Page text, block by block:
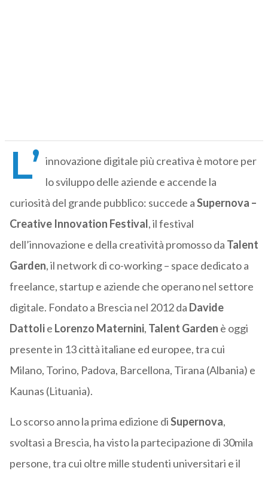
L’ innovazione digitale più creativa è motore per
lo sviluppo delle aziende e accende la
curiosità del grande pubblico: succede aSupernova –
Creative Innovation Festival, il festival
dell’innovazione e della creatività promosso da Talent
Garden, il network di co-working – space dedicato a
freelance, startup e aziende che operano nel settore
digitale. Fondato a Brescia nel 2012 da Davide
Dattolie Lorenzo Maternini, Talent Garden è oggi
presente in 13 città italiane ed europee, tra cui
Milano, Torino, Padova, Barcellona, Tirana (Albania) e
Kaunas (Lituania).
Lo scorso anno la prima edizione diSupernova,
svoltasi a Brescia, ha visto la partecipazione di 30mila
persone, tra cui oltre mille studenti universitari e il